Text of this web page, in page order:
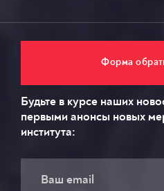
Форма
Будьте в курсе наших
первыми анонсы новых
института: